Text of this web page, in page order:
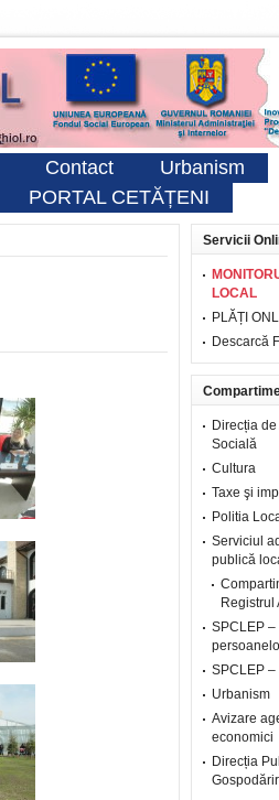
Contact
Urbanism
PORTAL CETĂȚENI
Servicii
LOCAL
PLĂȚI
Descarcă
Direcția
Socială
Cultura
Taxe şi
Politia
Serviciul
publică
Registrul
SPCLEP
SPCLEP
Urbanism
Avizare
economici
Direcția